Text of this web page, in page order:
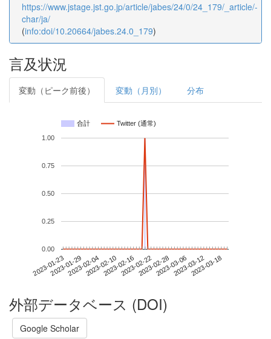
https://www.jstage.jst.go.jp/article/jabes/24/0/24_179/_article/-
char/ja/
(info:doi/10.20664/jabes.24.0_179)
言及状況
変動（ピーク前後） 変動（月別） 分布
合計 Twitter (通常)
2023-01-232023-01-292023-02-042023-02-102023-02-162023-02-222023-02-282023-03-062023-03-122023-03-18
0.00
0.25
0.50
0.75
1.00
外部データベース (DOI)
Google Scholar